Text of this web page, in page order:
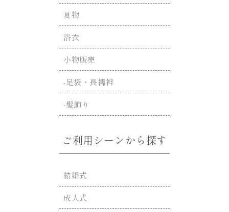
夏物
浴衣
小物販売
-足袋・長襦袢
-髪飾り
ご利用シーンから探す
結婚式
成人式